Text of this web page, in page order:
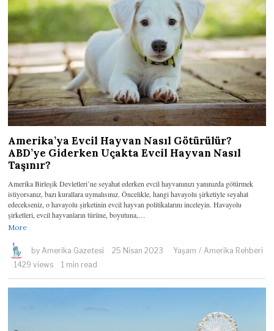
Amerika’ya Evcil Hayvan Nasıl Götürülür?
ABD’ye Giderken Uçakta Evcil Hayvan Nasıl
Taşınır?
Amerika Birleşik Devletleri’ne seyahat ederken evcil hayvanınızı yanınızda götürmek
istiyorsanız, bazı kurallara uymalısınız. Öncelikle, hangi havayolu şirketiyle seyahat
edecekseniz, o havayolu şirketinin evcil hayvan politikalarını inceleyin. Havayolu
şirketleri, evcil hayvanların türüne, boyutuna,…
More
byAmerika Gazetesi 25 Nisan 2023 Yaşam / Amerika Rehberi
1429 views
1 min read